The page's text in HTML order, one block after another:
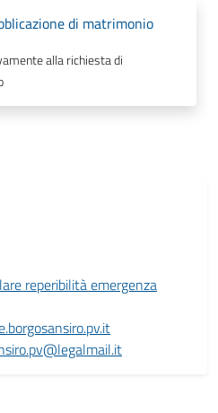
di matrimonio
alla richiesta di
reperibilità emergenza